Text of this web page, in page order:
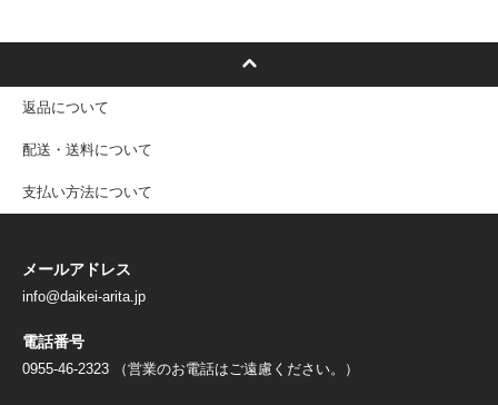
返品について
配送・送料について
支払い方法について
メールアドレス
info@daikei-arita.jp
電話番号
0955-46-2323 （営業のお電話はご遠慮ください。）